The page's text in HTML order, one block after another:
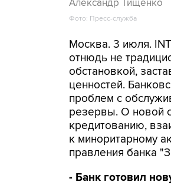
Александр Тищенко
Фото: Пресс-служба
Москва. 3 июля.
отнюдь не
обстановкой,
ценностей.
проблем с
резервы. О новой
кредитованию,
к миноритарному
правления банка
- Банк готовил